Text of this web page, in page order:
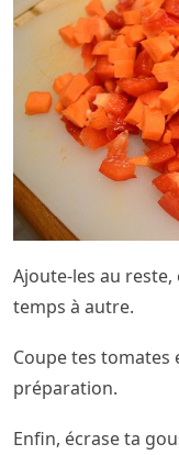
Ajoute-les au
temps à autre.
Coupe tes tomates
préparation.
Enfin, écrase ta